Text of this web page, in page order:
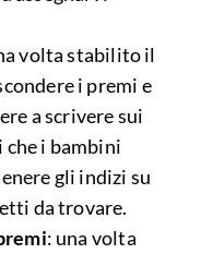
volta stabilito il
i premi e
a scrivere sui
i bambini
gli indizi su
da trovare.
: una volta